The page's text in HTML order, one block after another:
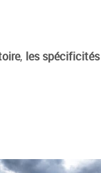
, les spécificités